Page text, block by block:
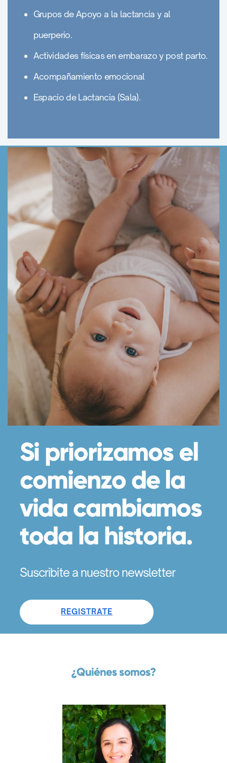
Grupos de Apoyo a la lactancia y al
puerperio.
Actividades físicas en embarazo y post parto.
Acompañamiento emocional
Espacio de Lactancia (Sala).
Si priorizamos el
comienzo de la
vida cambiamos
toda la historia.
Suscribite a nuestro newsletter
REGISTRATE
¿Quiénes somos?